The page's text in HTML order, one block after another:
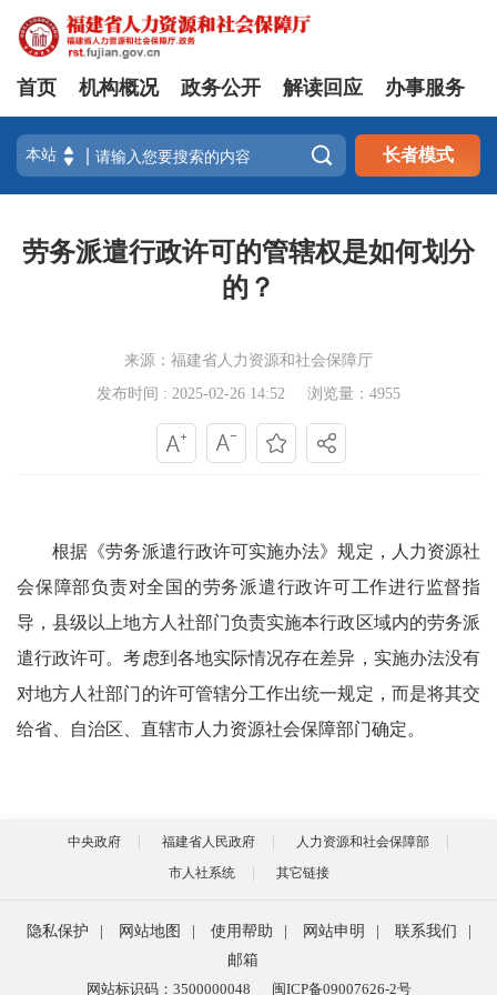
首页 机构概况 政务公开 解读回应 办事服务
 长者模式
劳务派遣行政许可的管辖权是如何划分
的？
来源：福建省人力资源和社会保障厅
发布时间 : 2025-02-26 14:52
浏览量：4955
根据《劳务派遣行政许可实施办法》规定，人力资源社
会保障部负责对全国的劳务派遣行政许可工作进行监督指
导，县级以上地方人社部门负责实施本行政区域内的劳务派
遣行政许可。考虑到各地实际情况存在差异，实施办法没有
对地方人社部门的许可管辖分工作出统一规定，而是将其交
给省、自治区、直辖市人力资源社会保障部门确定。
中央政府 福建省人民政府
人力资源和社会保障部
市人社系统
其它链接
隐私保护 网站地图 使用帮助 网站申明 联系我们
邮箱
网站标识码：3500000048
闽ICP备09007626-2号